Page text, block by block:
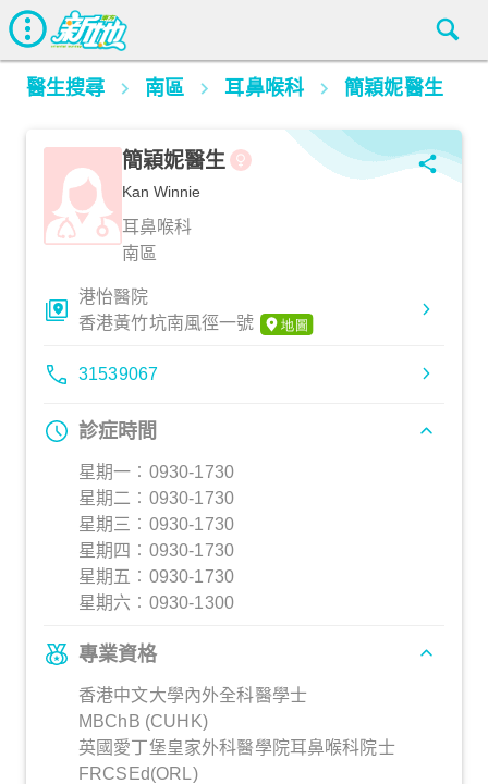
醫生搜尋 南區 耳鼻喉科 簡穎妮醫生
簡穎妮醫生
Kan Winnie
耳鼻喉科
南區
港怡醫院
香港黃竹坑南風徑一號
31539067
診症時間
星期一︰0930-1730
星期二︰0930-1730
星期三︰0930-1730
星期四︰0930-1730
星期五︰0930-1730
星期六︰0930-1300
專業資格
香港中文大學內外全科醫學士
MBChB (CUHK)
英國愛丁堡皇家外科醫學院耳鼻喉科院士
FRCSEd(ORL)